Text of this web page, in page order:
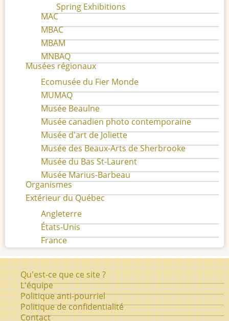
Spring Exhibitions
MAC
MBAC
MBAM
MNBAQ
Musées régionaux
Ecomusée du Fier Monde
MUMAQ
Musée Beaulne
Musée canadien photo contemporaine
Musée d'art de Joliette
Musée des Beaux-Arts de Sherbrooke
Musée du Bas St-Laurent
Musée Marius-Barbeau
Organismes
Extérieur du Québec
Angleterre
États-Unis
France
Pied
de
page
Qu'est-ce que ce site ?
L'équipe
Politique anti-pourriel
Politique de confidentialité
Contact